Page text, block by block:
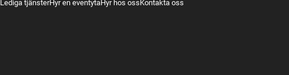
Lediga tjänsterHyr en eventytaHyr hos ossKontakta oss